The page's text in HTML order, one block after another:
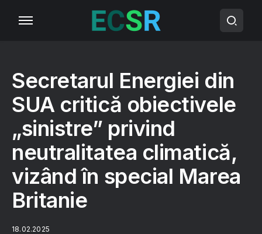
Secretarul Energiei din
SUA critică obiectivele
„sinistre” privind
neutralitatea climatică,
vizând în special Marea
Britanie
18.02.2025